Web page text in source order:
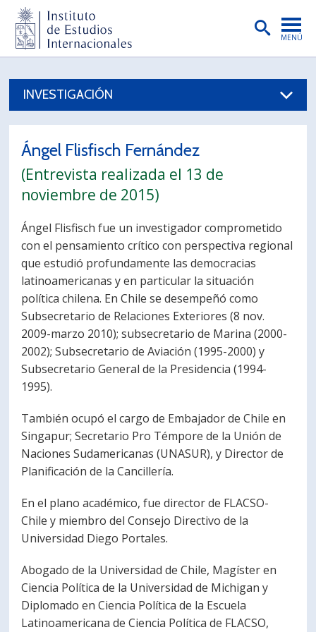
MENÚ
POSTGRADO
INVESTIGACIÓN
PUBLICACIONES
BIBLIOTECA
ENGLISH
PORTUGUÊS
Postulantes
Estudiantes
Académicos
INVESTIGACIÓN
Ángel Flisfisch Fernández
(Entrevista realizada el 13 de
noviembre de 2015)
Ángel Flisfisch fue un investigador comprometido
con el pensamiento crítico con perspectiva regional
que estudió profundamente las democracias
latinoamericanas y en particular la situación
política chilena. En Chile se desempeñó como
Subsecretario de Relaciones Exteriores (8 nov.
2009-marzo 2010); subsecretario de Marina (2000-
2002); Subsecretario de Aviación (1995-2000) y
Subsecretario General de la Presidencia (1994-
1995).
También ocupó el cargo de Embajador de Chile en
Singapur; Secretario Pro Témpore de la Unión de
Naciones Sudamericanas (UNASUR), y Director de
Planificación de la Cancillería.
En el plano académico, fue director de FLACSO-
Chile y miembro del Consejo Directivo de la
Universidad Diego Portales.
Abogado de la Universidad de Chile, Magíster en
Ciencia Política de la Universidad de Michigan y
Diplomado en Ciencia Política de la Escuela
Latinoamericana de Ciencia Política de FLACSO,